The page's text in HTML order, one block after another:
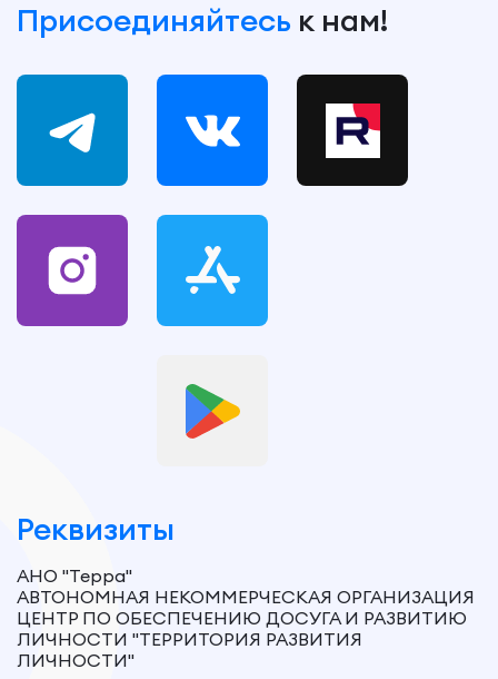
Присоединяйтесь к нам!
Реквизиты
АНО "Терра"
АВТОНОМНАЯ НЕКОММЕРЧЕСКАЯ ОРГАНИЗАЦИЯ
ЦЕНТР ПО ОБЕСПЕЧЕНИЮ ДОСУГА И РАЗВИТИЮ
ЛИЧНОСТИ "ТЕРРИТОРИЯ РАЗВИТИЯ
ЛИЧНОСТИ"